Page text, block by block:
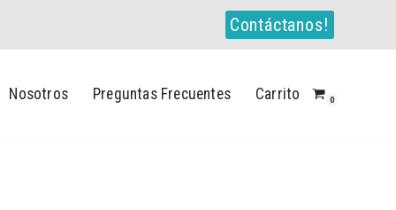
Contáctanos!
Nosotros Preguntas Frecuentes Carrito 0